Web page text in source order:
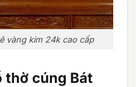
vàng kim 24k cao cấp
thờ cúng Bát